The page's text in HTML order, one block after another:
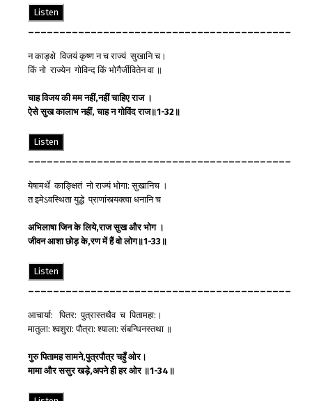
Listen
न काङ्क्षे विजयं कृष्ण न च राज्यं सुखानि च।
किं नो राज्येन गोविन्द किं भोगैर्जीवितेन वा ॥
चाहविजयकीमम नहीं,नहीं चाहिएराज ।
ऐसेसुख कालाभनहीं,चाह नगोविंद राज॥1-32 ॥
Listen
येषामर्थे काङ्क्षितं नो राज्यं भोगा: सुखानिच ।
त इमेऽवस्थिता युद्धे प्राणांस्त्यक्त्वा धनानि च
अभिलाषा जिन केलिये,राज सुख और भोग ।
जीवनआशाछोड़ के,रणमेंहैंवोलोग॥1-33 ॥
Listen
आचार्या: पितर: पुत्रास्तथैव च पितामहा:।
मातुला: श्वशुरा: पौत्रा: श्याला: संबन्धिनस्तथा ॥
गुरुपितामहसामने,पुत्रपौत्रचहुँओर।
मामाऔरससुरखड़े,अपनेहीहरओर ॥1-34 ॥